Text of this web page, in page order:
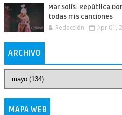
Mar Solís: República
todas mis canciones
Redacción Apr 01,
ARCHIVO
MAPA WEB